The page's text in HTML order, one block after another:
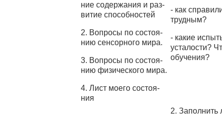
ние содержания и раз­
витие способностей
2. Вопросы по состоя­
нию сенсорного мира.
3. Вопросы по состоя­
нию физического мира.
4. Лист моего состоя­
ния
- как
трудным?
- какие
устало­сти?
обучения?
2. Заполнить